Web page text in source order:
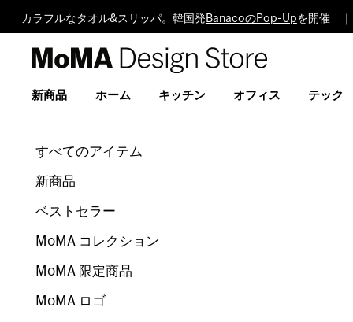
カラフルなタオル&スリッパ。韓国発 BanacoのPop-Upを開催
Design
新商品 ホーム キッチン オフィス テック
すべてのアイテム
新商品
ベストセラー
MoMA コレクション
MoMA 限定商品
MoMA ロゴ